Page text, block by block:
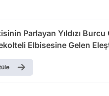
Parlayan Yıldızı
Elbisesine Gelen